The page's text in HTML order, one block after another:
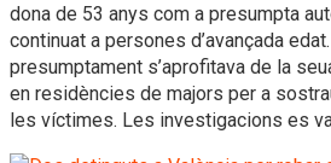
dona de 53 anys com a presumpta
continuat a persones d’avançada
presumptament s’aprofitava de la
en residències de majors per a
les víctimes. Les investigacions es